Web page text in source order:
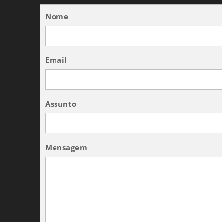
Nome
Email
Assunto
Mensagem